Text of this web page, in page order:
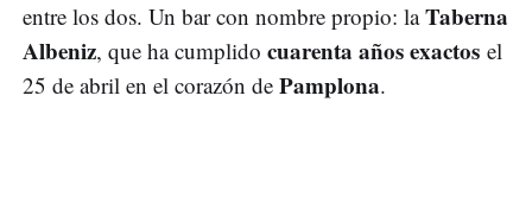
entre los dos. Un bar con nombre propio: laTaberna
Albeniz, que ha cumplido cuarenta años exactos el
25 de abril en el corazón de Pamplona.